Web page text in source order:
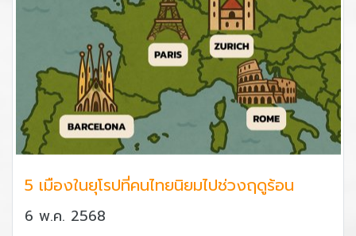
5 เมืองในยุโรปที่คนไทยนิยมไปช่วงฤดูร้อน
6 พ.ค. 2568